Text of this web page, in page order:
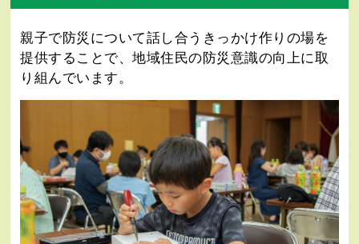
親子で防災について話し合うきっかけ作りの場を
提供することで、地域住民の防災意識の向上に取
り組んでいます。